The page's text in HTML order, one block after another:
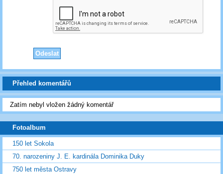
Přehled komentářů
Zatím nebyl vložen žádný komentář
Fotoalbum
150 let Sokola
70. narozeniny J. E. kardinála Dominika Duky
750 let města Ostravy